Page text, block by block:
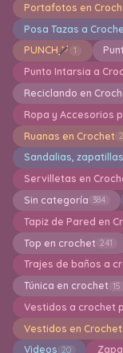
Portafotos en
Posa Tazas a
PUNCH 1
Punto Intarsia a
Reciclando en
Ropa y Accesorios
Ruanas en Crochet 2
Sandalias,
Servilletas en
Sin categoría 384
Tapiz de Pared en
Top en crochet 241
Trajes de baños a
Túnica en crochet 15
Vestidos a crochet
Vestidos en Crochet
Videos 20